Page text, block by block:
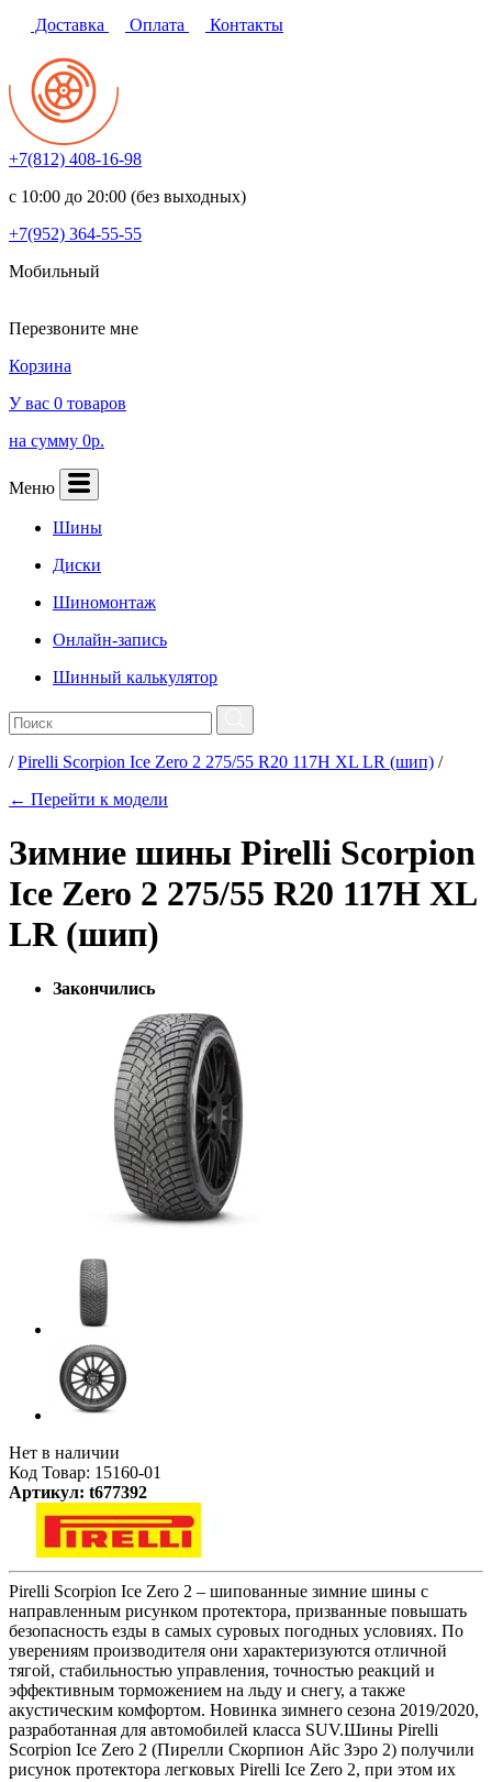
Доставка Оплата Контакты
+7(812) 408-16-98
с 10:00 до 20:00 (без выходных)
+7(952) 364-55-55
Мобильный
Перезвоните мне
Корзина
У вас 0 товаров
на сумму 0р.
Меню
Шины
Диски
Шиномонтаж
Онлайн-запись
Шинный калькулятор
/Pirelli Scorpion Ice Zero 2 275/55 R20 117H XL LR (шип) /
← Перейти к модели
Зимние шины Pirelli Scorpion
Ice Zero 2 275/55 R20 117H XL
LR (шип)
Закончились
Нет в наличии
Код Товар: 15160-01
Артикул: t677392
Pirelli Scorpion Ice Zero 2 – шипованные зимние шины с
направленным рисунком протектора, призванные повышать
безопасность езды в самых суровых погодных условиях. По
уверениям производителя они характеризуются отличной
тягой, стабильностью управления, точностью реакций и
эффективным торможением на льду и снегу, а также
акустическим комфортом. Новинка зимнего сезона 2019/2020,
разработанная для автомобилей класса SUV.Шины Pirelli
Scorpion Ice Zero 2 (Пирелли Скорпион Айс Зэро 2) получили
рисунок протектора легковых Pirelli Ice Zero 2, при этом их